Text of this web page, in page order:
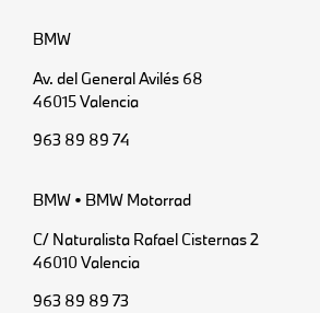
BMW
Av. del General Avilés 68
46015 Valencia
963 89 89 74
BMW • BMW Motorrad
C/ Naturalista Rafael Cisternas 2
46010 Valencia
963 89 89 73